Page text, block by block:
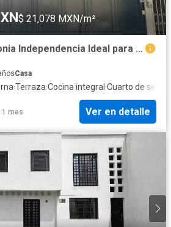
$ 21,078 MXN/m²
Casa en Venta Colonia Independencia Ideal para Renta de Oficinas
Casa
·Terraza·Cocina integral ·Cuarto de
mes Ver en detalle